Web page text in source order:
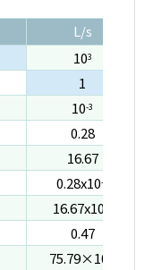
L/s
103
1
10-3
0.28
16.67
0.28x10-3
16.67x10
0.47
75.79×10